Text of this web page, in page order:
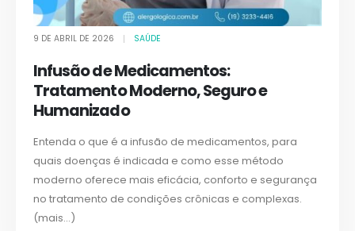
9 DE ABRIL DE 2026 SAÚDE
Infusão de Medicamentos:
Tratamento Moderno, Seguro e
Humanizado
Entenda o que é a infusão de medicamentos, para
quais doenças é indicada e como esse método
moderno oferece mais eficácia, conforto e segurança
no tratamento de condições crônicas e complexas.
(mais…)